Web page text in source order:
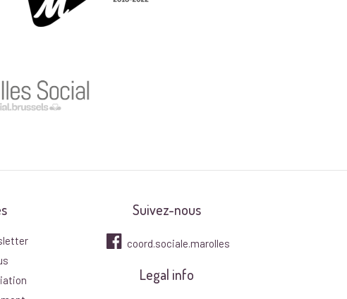
Suivez-nous
coord.sociale.marolles
Legal info